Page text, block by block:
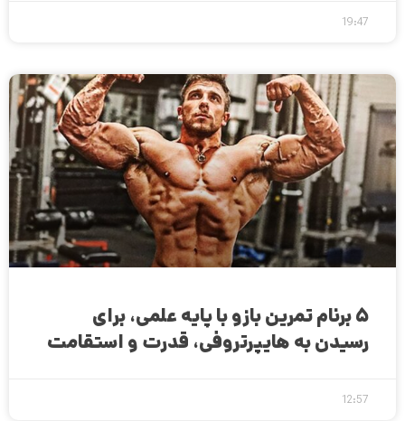
19:47
۵ برنام تمرین بازو با پایه علمی، برای
رسیدن به هایپرتروفی، قدرت و استقامت
12:57